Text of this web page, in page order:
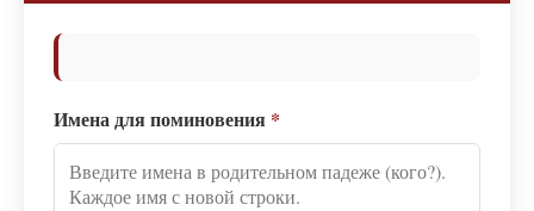
Имена для поминовения *